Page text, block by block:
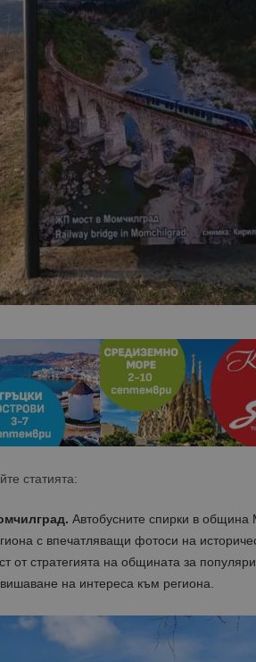
статията:
Автобусните спирки в община
с впечатляващи фотоси на
от стратегията на общината за
на интереса към региона.